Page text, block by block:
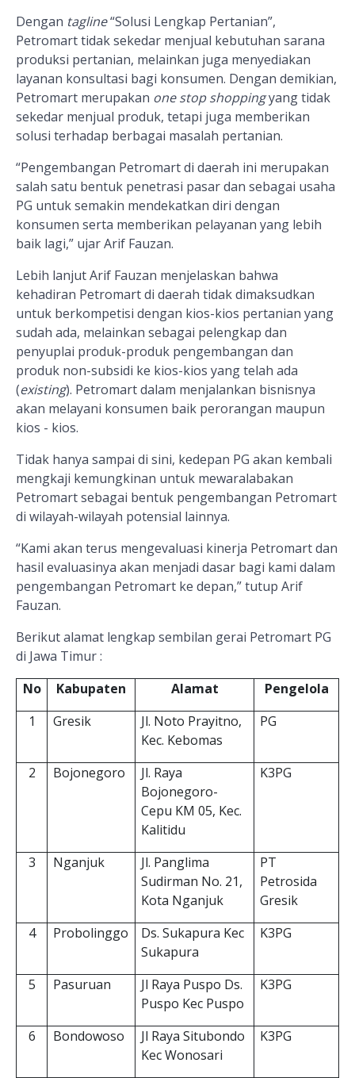
Dengan tagline“Solusi Lengkap Pertanian”,
Petromart tidak sekedar menjual kebutuhan sarana
produksi pertanian, melainkan juga menyediakan
layanan konsultasi bagi konsumen. Dengan demikian,
Petromart merupakan one stop shoppingyang tidak
sekedar menjual produk, tetapi juga memberikan
solusi terhadap berbagai masalah pertanian.
“Pengembangan Petromart di daerah ini merupakan
salah satu bentuk penetrasi pasar dan sebagai usaha
PG untuk semakin mendekatkan diri dengan
konsumen serta memberikan pelayanan yang lebih
baik lagi,” ujar Arif Fauzan.
Lebih lanjut Arif Fauzan menjelaskan bahwa
kehadiran Petromart di daerah tidak dimaksudkan
untuk berkompetisi dengan kios-kios pertanian yang
sudah ada, melainkan sebagai pelengkap dan
penyuplai produk-produk pengembangan dan
produk non-subsidi ke kios-kios yang telah ada
(existing). Petromart dalam menjalankan bisnisnya
akan melayani konsumen baik perorangan maupun
kios - kios.
Tidak hanya sampai di sini, kedepan PG akan kembali
mengkaji kemungkinan untuk mewaralabakan
Petromart sebagai bentuk pengembangan Petromart
di wilayah-wilayah potensial lainnya.
“Kami akan terus mengevaluasi kinerja Petromart dan
hasil evaluasinya akan menjadi dasar bagi kami dalam
pengembangan Petromart ke depan,” tutup Arif
Fauzan.
Berikut alamat lengkap sembilan gerai Petromart PG
di Jawa Timur :
No
Kabupaten Alamat
Pengelola
1
Gresik
Jl. Noto Prayitno,
Kec. Kebomas
PG
2 Bojonegoro Jl. Raya
Bojonegoro-
Cepu KM 05, Kec.
Kalitidu
K3PG
3 Nganjuk
Jl. Panglima
Sudirman No. 21,
Kota Nganjuk
PT
Petrosida
Gresik
4
Probolinggo
Ds. Sukapura Kec
Sukapura
K3PG
5 Pasuruan
Jl Raya Puspo Ds.
Puspo Kec Puspo
K3PG
6 Bondowoso
Jl Raya Situbondo
Kec Wonosari
K3PG